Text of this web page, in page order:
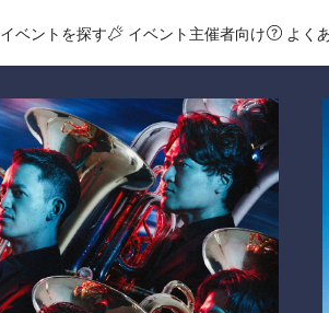
イベントを探す イベント主催者向け よく